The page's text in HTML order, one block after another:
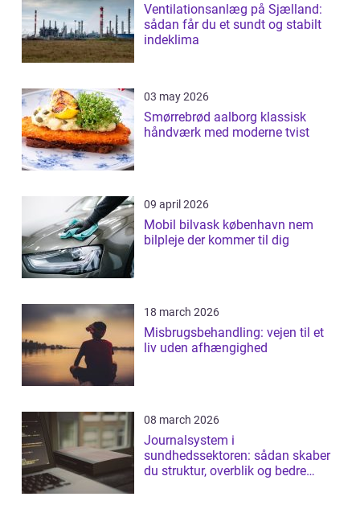
Ventilationsanlæg på Sjælland:
sådan får du et sundt og stabilt
indeklima
03 may 2026
Smørrebrød aalborg klassisk
håndværk med moderne tvist
09 april 2026
Mobil bilvask københavn nem
bilpleje der kommer til dig
18 march 2026
Misbrugsbehandling: vejen til et
liv uden afhængighed
08 march 2026
Journalsystem i
sundhedssektoren: sådan skaber
du struktur, overblik og bedre